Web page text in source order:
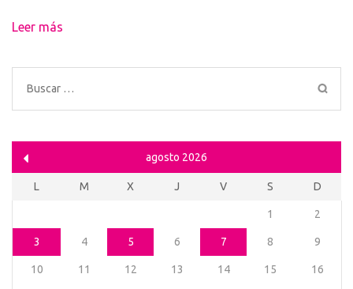
Leer más
Buscar:
agosto 2026
L M X J V S D
1 2
3 4 5 6 7 8 9
10 11 12 13 14 15 16